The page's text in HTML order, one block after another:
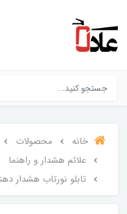
خانه محصولات
علائم هشدار و راهنما
تابلو نورتاب هشدار